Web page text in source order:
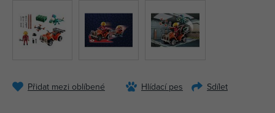
Přidat mezi oblíbené Hlídací pes Sdílet